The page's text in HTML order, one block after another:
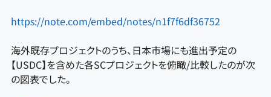
https://note.com/embed/notes/n1f7f6df36752
海外既存プロジェクトのうち、日本市場にも進出予定の
【USDC】を含めた各SCプロジェクトを俯瞰/比較したのが次
の図表でした。